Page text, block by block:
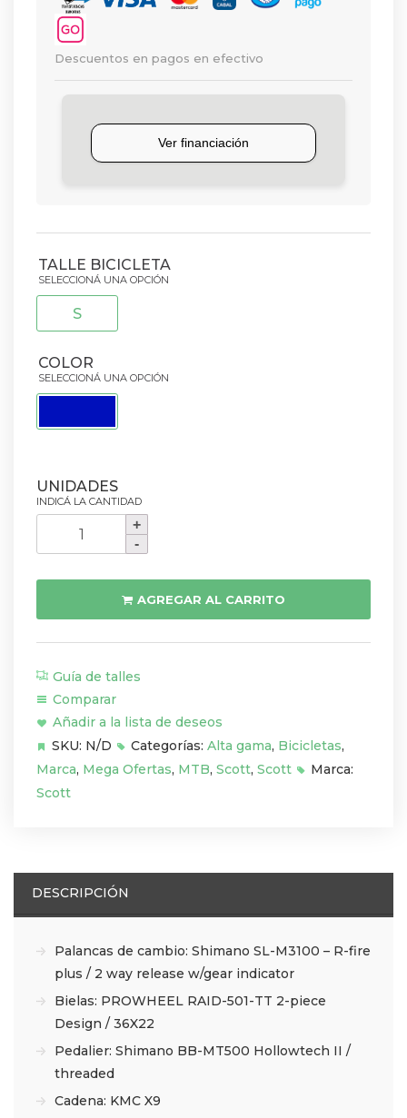
TALLE BICICLETA
S
COLOR
2025
AGREGAR AL CARRITO
Guía de talles
Comparar
Añadir a la lista de deseos
SKU: N/D Categorías: Alta gama, Bicicletas,
Marca, Mega Ofertas, MTB, Scott, Scott
Marca:
Scott
Descuentos en pagos en efectivo
DESCRIPCIÓN
Palancas de cambio: Shimano SL-M3100 – R-fire
plus / 2 way release w/gear indicator
Bielas: PROWHEEL RAID-501-TT 2-piece
Design / 36X22
Pedalier: Shimano BB-MT500 Hollowtech II /
threaded
Cadena: KMC X9